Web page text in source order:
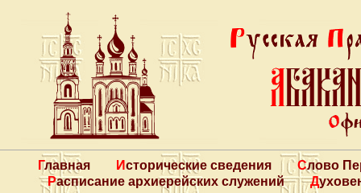
Главная Исторические сведения
Слово
Расписание архиерейских служений